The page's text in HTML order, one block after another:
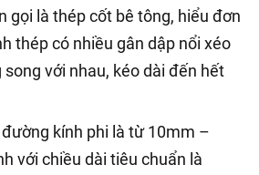
gọi là thép cốt bê tông, hiểu đơn
thép có nhiều gân dập nổi xéo
với nhau, kéo dài đến hết
kính phi là từ 10mm –
với chiều dài tiêu chuẩn là